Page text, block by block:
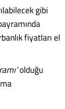
gibi
fiyatları el
olduğu